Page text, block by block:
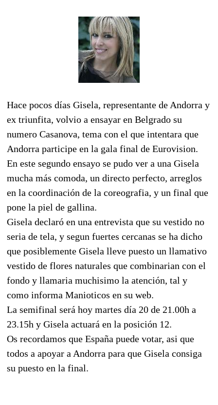
Hace pocos días Gisela, representante de Andorra y
ex triunfita, volvio a ensayar en Belgrado su
numero Casanova, tema con el que intentara que
Andorra participe en la gala final de Eurovision.
En este segundo ensayo se pudo ver a una Gisela
mucha más comoda, un directo perfecto, arreglos
en la coordinación de la coreografia, y un final que
pone la piel de gallina.
Gisela declaró en una entrevista que su vestido no
seria de tela, y segun fuertes cercanas se ha dicho
que posiblemente Gisela lleve puesto un llamativo
vestido de flores naturales que combinarian con el
fondo y llamaria muchisimo la atención, tal y
como informa Manioticos en su web.
La semifinal será hoy martes día 20 de 21.00h a
23.15h y Gisela actuará en la posición 12.
Os recordamos que España puede votar, asi que
todos a apoyar a Andorra para que Gisela consiga
su puesto en la final.